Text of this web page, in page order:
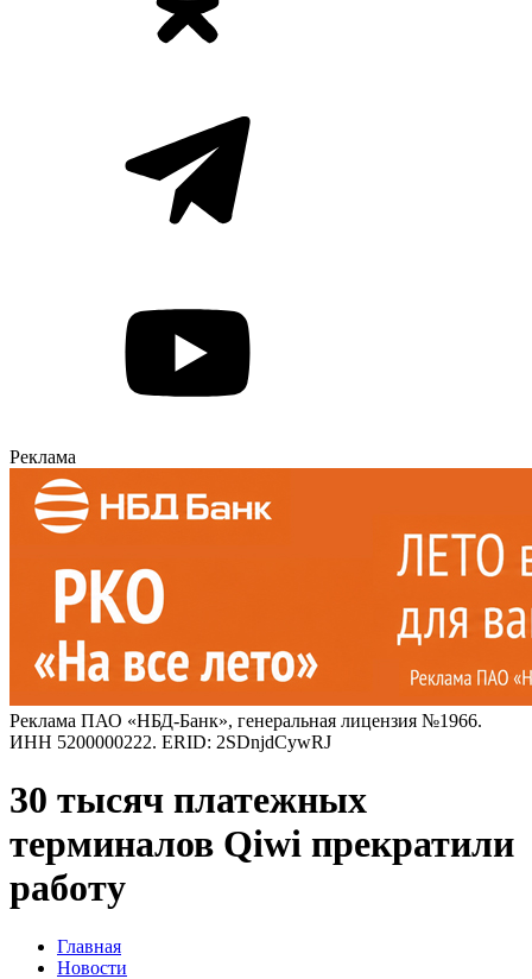
Реклама
Реклама ПАО «НБД-Банк», генеральная лицензия №1966.
ИНН 5200000222. ERID: 2SDnjdCywRJ
30 тысяч платежных
терминалов Qiwi прекратили
работу
Главная
Новости